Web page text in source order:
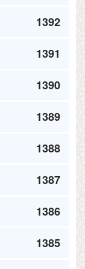
1392
1391
1390
1389
1388
1387
1386
1385